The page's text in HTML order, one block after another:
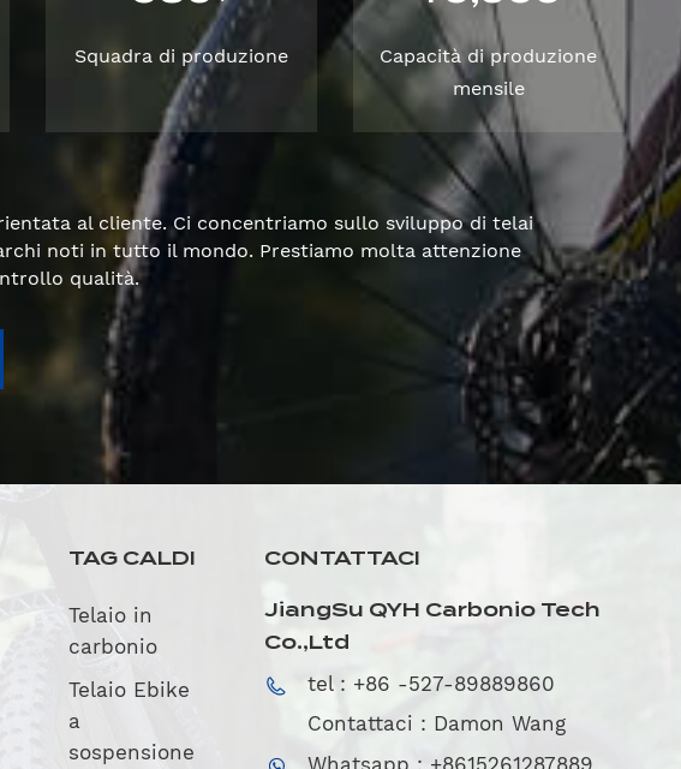
Squadra di produzione
Capacità di produzione
mensile
al cliente. Ci concentriamo sullo sviluppo di telai
noti in tutto il mondo. Prestiamo molta attenzione
qualità.
TAG CALDI
Telaio in
carbonio
Telaio Ebike
a
sospensione
CONTATTACI
JiangSu QYH Carbonio Tech
Co.,Ltd
tel : +86 -527-89889860
Contattaci : Damon Wang